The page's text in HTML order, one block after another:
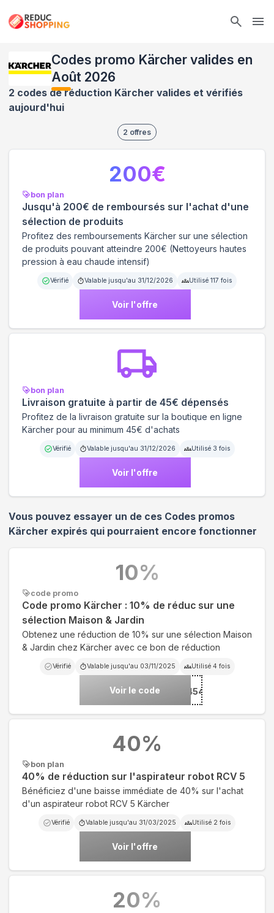
Codes promo Kärcher valides en
Août 2026
2 codes de réduction Kärcher valides et vérifiés
aujourd'hui
2 offres
bon plan
Jusqu'à 200€ de remboursés sur l'achat d'une
sélection de produits
Profitez des remboursements Kärcher sur une sélection
de produits pouvant atteindre 200€ (Nettoyeurs hautes
pression à eau chaude intensif)
Vérifié Valable jusqu'au 31/12/2026 Utilisé 117 fois
Voir l'offre
200€
bon plan
Livraison gratuite à partir de 45€ dépensés
Profitez de la livraison gratuite sur la boutique en ligne
Kärcher pour au minimum 45€ d'achats
Vérifié Valable jusqu'au 31/12/2026 Utilisé 3 fois
Voir l'offre
Vous pouvez essayer un de ces Codes promos
Kärcher expirés qui pourraient encore fonctionner
code promo
Code promo Kärcher : 10% de réduc sur une
sélection Maison & Jardin
Obtenez une réduction de 10% sur une sélection Maison
& Jardin chez Kärcher avec ce bon de réduction
Vérifié Valable jusqu'au 03/11/2025 Utilisé 4 fois
Voir le code
***NVENUE4%GP4542
10%
bon plan
40% de réduction sur l'aspirateur robot RCV 5
Bénéficiez d'une baisse immédiate de 40% sur l'achat
d'un aspirateur robot RCV 5 Kärcher
Vérifié Valable jusqu'au 31/03/2025 Utilisé 2 fois
Voir l'offre
40%
20%